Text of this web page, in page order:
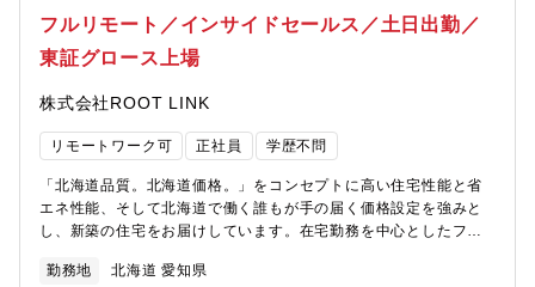
ービスに係るお客様対応人材の補強（床暖房商品、エクステリア
系商品、電気技術搭載商品）【キャリアパス】・採用時の部署に
とどまらず、様々な職務や製品カテゴリーを経験いただいて、総
す。・ご本人のキャリアアップや希望に応じて、スキルを活かし
フルリモート／インサイドセールス／土日出勤／
東証グロース上場
株式会社ROOT LINK
リモートワーク可 正社員 学歴不問
「北海道品質。北海道価格。」をコンセプトに高い住宅性能と省
エネ性能、そして北海道で働く誰もが手の届く価格設定を強みと
し、新築の住宅をお届けしています。在宅勤務を中心としたフレ
サポートします。【具体的な業務内容】■資料請求の実績があるお
勤務地 北海道 愛知県